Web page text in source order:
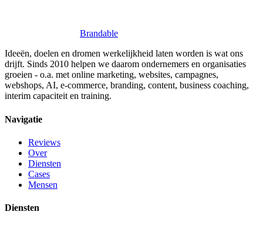
Brandable
Ideeën, doelen en dromen werkelijkheid laten worden is wat ons
drijft. Sinds 2010 helpen we daarom ondernemers en organisaties
groeien - o.a. met online marketing, websites, campagnes,
webshops, AI, e-commerce, branding, content, business coaching,
interim capaciteit en training.
Navigatie
Reviews
Over
Diensten
Cases
Mensen
Diensten